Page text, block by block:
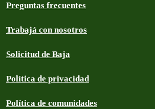
Preguntas frecuentes
Trabajá con nosotros
Solicitud de Baja
Política de privacidad
Política de comunidades